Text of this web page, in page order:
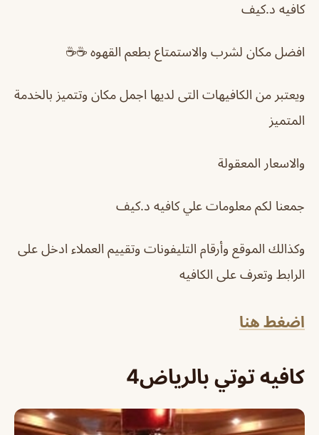
كافيه د.كيف
افضل مكان لشرب والاستمتاع بطعم القهوه ☕️☕️
ويعتبر من الكافيهات التى لديها اجمل مكان وتتميز بالخدمة
المتميز
والاسعار المعقولة
جمعنا لكم معلومات علي كافيه د.كيف
وكذالك الموقع وأرقام التليفونات وتقييم العملاء ادخل على
الرابط وتعرف على الكافيه
اضغط هنا
كافيه توتي بالرياض4